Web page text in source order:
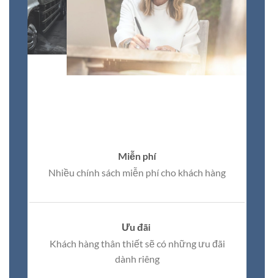
Miễn phí
Nhiều chính sách miễn phí cho khách hàng
Ưu đãi
Khách hàng thân thiết sẽ có những ưu đãi
dành riêng